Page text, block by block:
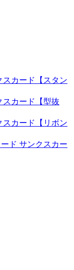
スカード【スタン
スカード【型抜
スカード【リボン
ド サンクスカー